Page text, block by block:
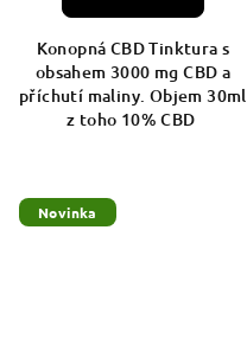
Konopná CBD Tinktura s
obsahem 3000 mg CBD a
příchutí maliny. Objem 30ml
z toho 10% CBD
Novinka